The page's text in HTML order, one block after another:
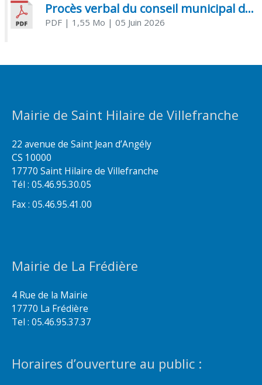
Procès verbal du conseil municipal du 05 juin 2026
PDF| 1,55 Mo | 05 Juin 2026
Mairie de Saint Hilaire de Villefranche
22 avenue de Saint Jean d’Angély
CS 10000
17770 Saint Hilaire de Villefranche
Tél : 05.46.95.30.05
Fax : 05.46.95.41.00
Mairie de La Frédière
4 Rue de la Mairie
17770 La Frédière
Tel : 05.46.95.37.37
Horaires d’ouverture au public :